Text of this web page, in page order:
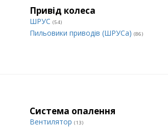
Привід колеса
ШРУС (54)
Пильовики приводів (ШРУСа) (86)
Система опалення
Вентилятор (13)